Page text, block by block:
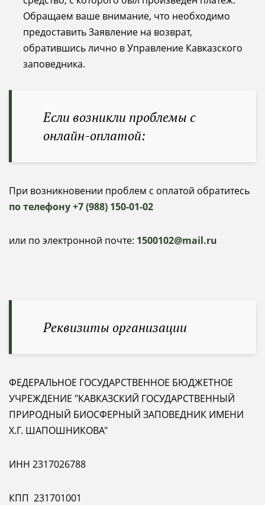
Обращаем ваше внимание, что необходимо
предоставить Заявление на возврат,
обратившись лично в Управление Кавказского
заповедника.
Если возникли проблемы с
онлайн-оплатой:
При возникновении проблем с оплатой обратитесь
по телефону +7 (988) 150-01-02
или по электронной почте: 1500102@mail.ru
Реквизиты организации
ФЕДЕРАЛЬНОЕ ГОСУДАРСТВЕННОЕ БЮДЖЕТНОЕ
УЧРЕЖДЕНИЕ "КАВКАЗСКИЙ ГОСУДАРСТВЕННЫЙ
ПРИРОДНЫЙ БИОСФЕРНЫЙ ЗАПОВЕДНИК ИМЕНИ
Х.Г. ШАПОШНИКОВА"
ИНН 2317026788
КПП 231701001